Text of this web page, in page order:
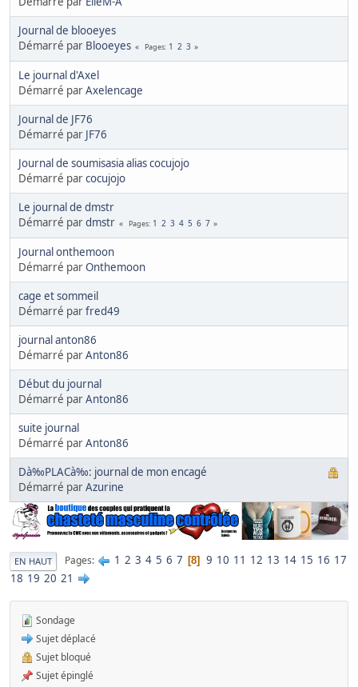
Journal de blooeyes
Démarré par Blooeyes Pages 1 2 3
Le journal d'Axel
Démarré parAxelencage
Journal de JF76
Démarré par JF76
Journal de soumisasia alias cocujojo
Démarré parcocujojo
Le journal de dmstr
Démarré pardmstr Pages 1 2 3 4 5 6 7
Journal onthemoon
Démarré parOnthemoon
cage et sommeil
Démarré parfred49
journal anton86
Démarré parAnton86
Début du journal
Démarré parAnton86
suite journal
Démarré parAnton86
Dà‰PLACà‰: journal de mon encagé
Démarré parAzurine
EN HAUT Pages 1 2 3 4 5 6 7 8 9 10 11 12 13 14 15 16 17
18 19 20 21
Sondage
Sujet déplacé
Sujet bloqué
Sujet épinglé